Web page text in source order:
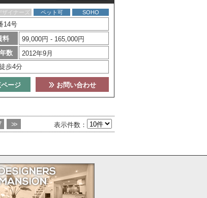
ザイナーズ ペット可 SOHO
14号
料
99,000円 - 165,000円
数
2012年9月
歩4分
お問い合わせ
ージ
>> 表示件数：